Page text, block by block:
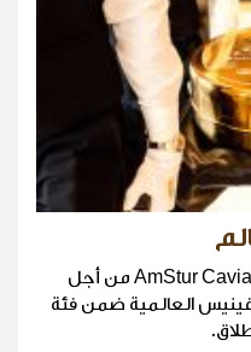
انضمّ فندق برج العرب جميرا إلى AmStur Caviar من أجل
العالمية ضمن فئة